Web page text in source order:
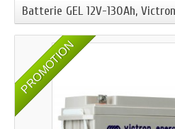
Batterie GEL 12V-130Ah,
PROMOTION